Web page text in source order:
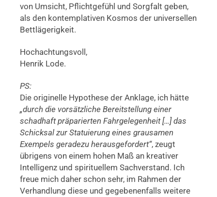
von Umsicht, Pflichtgefühl und Sorgfalt geben,
als den kontemplativen Kosmos der universellen
Bettlägerigkeit.
Hochachtungsvoll,
Henrik Lode.
PS:
Die originelle Hypothese der Anklage, ich hätte
„durch die vorsätzliche Bereitstellung einer
schadhaft präparierten Fahrgelegenheit […] das
Schicksal zur Statuierung eines grausamen
Exempels geradezu herausgefordert“, zeugt
übrigens von einem hohen Maß an kreativer
Intelligenz und spirituellem Sachverstand. Ich
freue mich daher schon sehr, im Rahmen der
Verhandlung diese und gegebenenfalls weitere